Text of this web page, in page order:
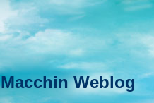
Macchin Weblog